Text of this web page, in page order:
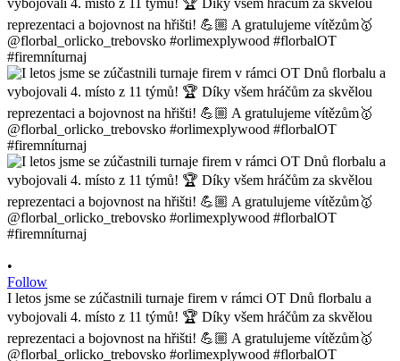
•
Follow
I letos jsme se zúčastnili turnaje firem v rámci OT Dnů florbalu a
vybojovali 4. místo z 11 týmů! 🏆 Díky všem hráčům za skvělou
reprezentaci a bojovnost na hřišti! 💪🏼 A gratulujeme vítězům🥇
@florbal_orlicko_trebovsko #orlimexplywood #florbalOT